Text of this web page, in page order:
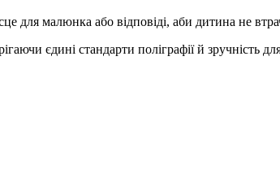
для малюнка або відповіді, аби дитина не
єдині стандарти поліграфії й зручність